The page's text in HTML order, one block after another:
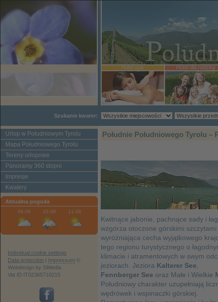
Hotel spa Hotel dla rodziny
Szukanie kwater:
Urlop w Południowym Tyrolu
Mapa Południowego Tyrolu
Tereny urlopowe
Panoramy 360 stopni
Impresje
Kwatery
Aktualna pogoda
09.08 10.08 11.08
Individual cookie settings
Data protection | Impressum ©
Webdesign by SiMedia
Vat ID IT02365710215
Południe Południowego Tyrolu –
Kwitnące jabonie, pachnące sady i
wzgórza otoczone górskimi szczytami
wyróżniająca cecha wyjątkowego
tego regionu turystycznego o
klimacie i atramentowych w swym
jeziorach. Jeziora Kalterer See
Fennberger See oraz Małe i Wielkie
Południowy charakter uzupełniają
wędrówek i wspinaczki górskiej.